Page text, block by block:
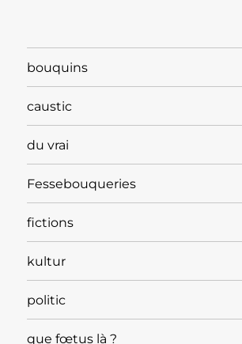
bouquins
caustic
du vrai
Fessebouqueries
fictions
kultur
politic
que fœtus là ?